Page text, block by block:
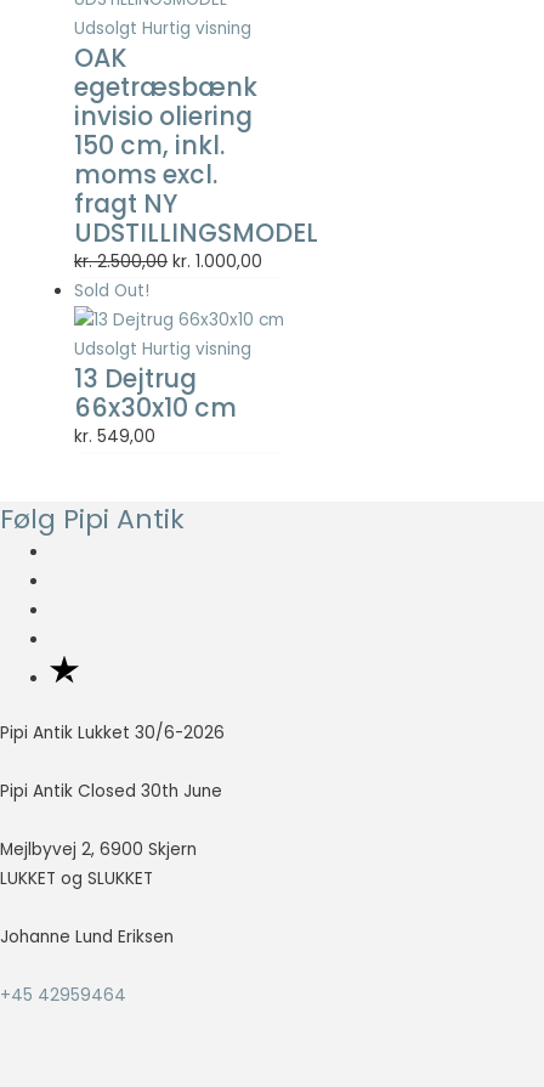
Udsolgt Hurtig visning
OAK
egetræsbænk
invisio oliering
150 cm, inkl.
moms excl.
fragt NY
UDSTILLINGSMODEL
kr.2.500,00 Den
pris
var:
kr. 2.500,00.
kr. 1.000,00
pris
Sold Out!
Udsolgt Hurtig visning
13 Dejtrug
66x30x10 cm
kr. 549,00
Følg Pipi Antik
Pipi Antik Lukket 30/6-2026
Pipi Antik Closed 30th June
Mejlbyvej 2, 6900 Skjern
LUKKET og SLUKKET
Johanne Lund Eriksen
+45 42959464
Statistisk
Statistisk
cookies
hjælper
webstedsejere
med at forstå,
hvordan de
besøgende
interagerer
hjemmesider
ved at
indsamle og
rapportere
oplysninger
anonymt.
hjemmeside
skal fungere
nægter disse
cookies,
del
hjemmesiden.
Marketing
cookies
besøgende